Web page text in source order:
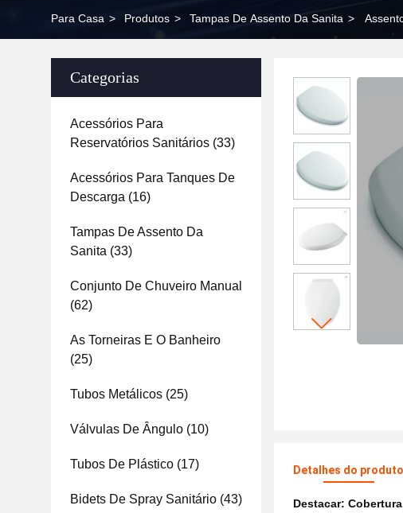
Para Casa > Produtos > Tampas De Assento Da Sanita >
Categorias
Acessórios Para
Reservatórios Sanitários (33)
Acessórios Para Tanques De
Descarga (16)
Tampas De Assento Da
Sanita (33)
Conjunto De Chuveiro Manual
(62)
As Torneiras E O Banheiro
(25)
Tubos Metálicos (25)
Válvulas De Ângulo (10)
Tubos De Plástico (17)
Bidets De Spray Sanitário (43)
Detalhes do produto
Destacar: